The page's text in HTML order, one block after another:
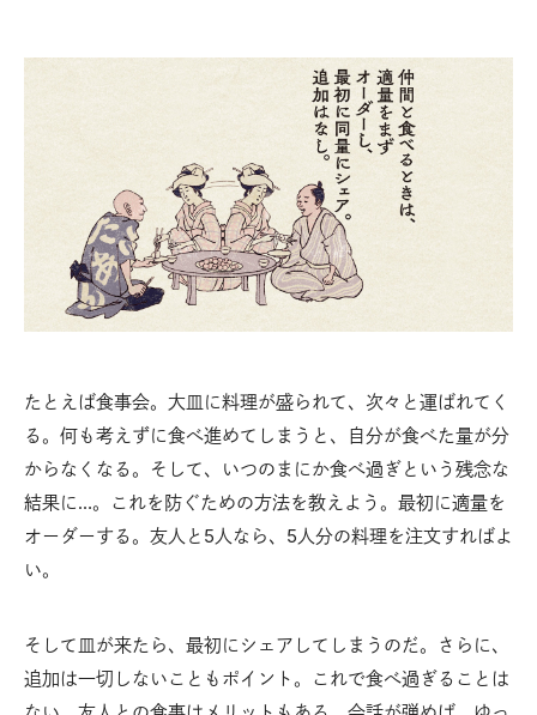
たとえば食事会。大皿に料理が盛られて、次々と運ばれてく
る。何も考えずに食べ進めてしまうと、自分が食べた量が分
からなくなる。そして、いつのまにか食べ過ぎという残念な
結果に…。これを防ぐための方法を教えよう。最初に適量を
オーダーする。友人と5人なら、5人分の料理を注文すればよ
い。
そして皿が来たら、最初にシェアしてしまうのだ。さらに、
追加は一切しないこともポイント。これで食べ過ぎることは